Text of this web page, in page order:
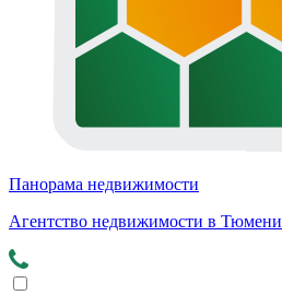
Панорама недвижимости
Агентство недвижимости в Тюмени